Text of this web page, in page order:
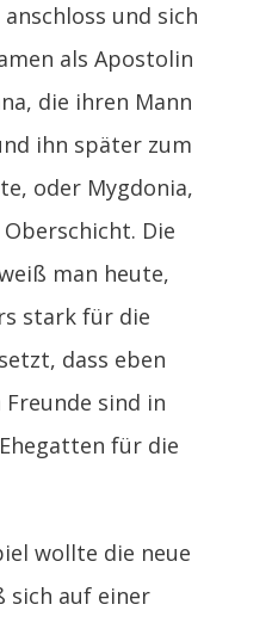
und sich
als Apostolin
die ihren Mann
ihn später zum
oder Mygdonia,
Die
man heute,
stark für die
dass eben
Freunde sind in
für die
wollte die neue
sich auf einer